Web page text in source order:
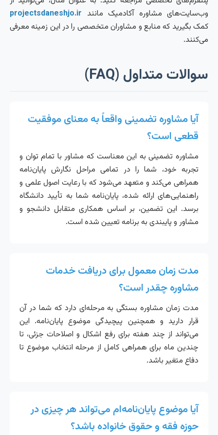
وب‌سایت‌های مشاوره آکادمیک مانند projectsdaneshjo.ir
کمک بگیرید که منابع و مشاوران متخصصی را در این زمینه معرفی
می‌کنند.
سوالات متداول (FAQ)
آیا مشاوره تضمینی واقعاً به معنای موفقیت
قطعی است؟
مشاوره تضمینی به این معناست که مشاور با تمام توان و
تجربه خود، شما را در تمامی مراحل نگارش پایان‌نامه
همراهی می‌کند و متعهد می‌شود که با رعایت اصول علمی و
راهنمایی‌های ارائه شده، پایان‌نامه شما به تأیید دانشگاه
برسد. این تضمین، بر اساس همکاری متقابل دانشجو و
مشاور و پایبندی به برنامه تعیین شده است.
مدت زمان معمول برای دریافت خدمات
مشاوره چقدر است؟
مدت زمان مشاوره بستگی به مرحله‌ای دارد که شما در آن
قرار دارید و همچنین پیچیدگی موضوع پایان‌نامه. این
می‌تواند از چند هفته برای رفع اشکال و اصلاحات جزئی، تا
چندین ماه برای همراهی کامل از مرحله انتخاب موضوع تا
دفاع متغیر باشد.
آیا موضوع پایان‌نامه‌ام می‌تواند هر چیزی در
حوزه فقه و حقوق خانواده باشد؟